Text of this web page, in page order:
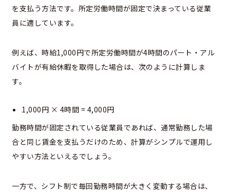
を支払う方法です。所定労働時間が固定で決まっている従業
員に適しています。
例えば、時給1,000円で所定労働時間が4時間のパート・アル
バイトが有給休暇を取得した場合は、次のように計算しま
す。
1,000円 × 4時間 = 4,000円
勤務時間が固定されている従業員であれば、通常勤務した場
合と同じ賃金を支払うだけのため、計算がシンプルで運用し
やすい方法といえるでしょう。
一方で、シフト制で毎回勤務時間が大きく変動する場合は、